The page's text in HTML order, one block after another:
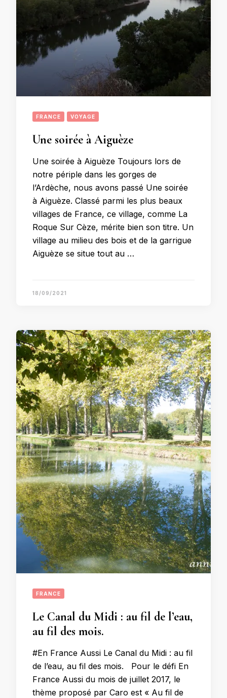
FRANCE VOYAGE
Une soirée à Aiguèze
Une soirée à Aiguèze Toujours lors de
notre périple dans les gorges de
l’Ardèche, nous avons passé Une soirée
à Aiguèze. Classé parmi les plus beaux
villages de France, ce village, comme La
Roque Sur Cèze, mérite bien son titre. Un
village au milieu des bois et de la garrigue
Aiguèze se situe tout au …
18/09/2021
FRANCE
Le Canal du Midi : au fil de l’eau,
au fil des mois.
#En France Aussi Le Canal du Midi : au fil
de l’eau, au fil des mois. Pour le défi En
France Aussi du mois de juillet 2017, le
thème proposé par Caro est « Au fil de